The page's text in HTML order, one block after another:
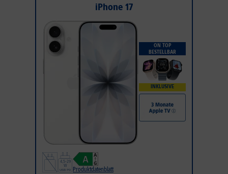
iPhone 17
ON TOP
BESTELLBAR
INKLUSIVE
Produktdatenblatt